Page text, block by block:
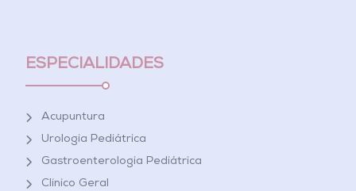
ESPECIALIDADES
Acupuntura
Urologia Pediátrica
Gastroenterologia Pediátrica
Clínico Geral